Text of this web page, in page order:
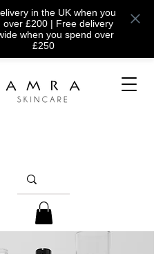
in the UK when you
over £200 | Free delivery
when you spend over
£250